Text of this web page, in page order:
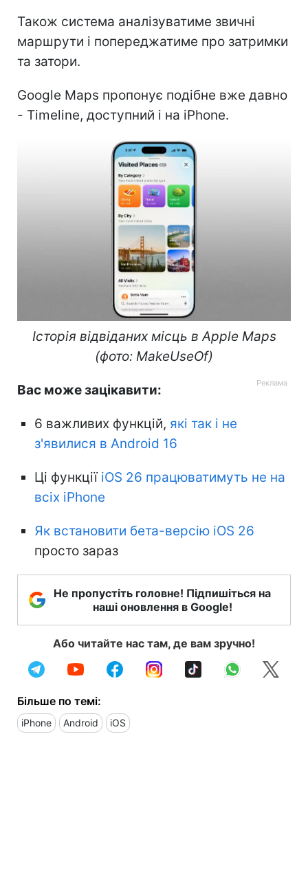
Також система аналізуватиме звичні
маршрути і попереджатиме про затримки
та затори.
Google Maps пропонує подібне вже давно
- Timeline, доступний і на iPhone.
Історія відвіданих місць в Apple Maps
(фото: MakeUseOf)
Вас може зацікавити:
6 важливих функцій, які так і не
з'явилися в Android 16
Ці функції iOS 26 працюватимуть не на
всіх iPhone
Як встановити бета-версію iOS 26
просто зараз
Не пропустіть головне! Підпишіться на
наші оновлення в Google!
Або читайте нас там, де вам зручно!
Більше по темі:
iPhone Android iOS